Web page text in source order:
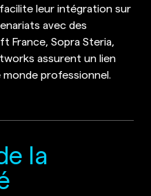
leur intégration sur
avec des
France, Sopra Steria,
assurent un lien
professionnel.
la